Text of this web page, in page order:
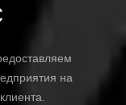
на